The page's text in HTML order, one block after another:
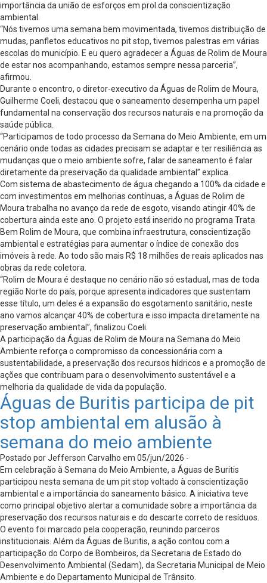
importância da união de esforços em prol da conscientização
ambiental.
“Nós tivemos uma semana bem movimentada, tivemos distribuição de
mudas, panfletos educativos no pit stop, tivemos palestras em várias
escolas do município. E eu quero agradecer a Águas de Rolim de Moura
de estar nos acompanhando, estamos sempre nessa parceria”,
afirmou.
Durante o encontro, o diretor-executivo da Águas de Rolim de Moura,
Guilherme Coeli, destacou que o saneamento desempenha um papel
fundamental na conservação dos recursos naturais e na promoção da
saúde pública.
“Participamos de todo processo da Semana do Meio Ambiente, em um
cenário onde todas as cidades precisam se adaptar e ter resiliência as
mudanças que o meio ambiente sofre, falar de saneamento é falar
diretamente da preservação da qualidade ambiental” explica.
Com sistema de abastecimento de água chegando a 100% da cidade e
com investimentos em melhorias contínuas, a Águas de Rolim de
Moura trabalha no avanço da rede de esgoto, visando atingir 40% de
cobertura ainda este ano. O projeto está inserido no programa Trata
Bem Rolim de Moura, que combina infraestrutura, conscientização
ambiental e estratégias para aumentar o índice de conexão dos
imóveis à rede. Ao todo são mais R$ 18 milhões de reais aplicados nas
obras da rede coletora.
“Rolim de Moura é destaque no cenário não só estadual, mas de toda
região Norte do país, porque apresenta indicadores que sustentam
esse título, um deles é a expansão do esgotamento sanitário, neste
ano vamos alcançar 40% de cobertura e isso impacta diretamente na
preservação ambiental”, finalizou Coeli.
A participação da Águas de Rolim de Moura na Semana do Meio
Ambiente reforça o compromisso da concessionária com a
sustentabilidade, a preservação dos recursos hídricos e a promoção de
ações que contribuam para o desenvolvimento sustentável e a
melhoria da qualidade de vida da população.
Águas de Buritis participa de pit
stop ambiental em alusão à
semana do meio ambiente
Postado por Jefferson Carvalho em 05/jun/2026 -
Em celebração à Semana do Meio Ambiente, a Águas de Buritis
participou nesta semana de um pit stop voltado à conscientização
ambiental e a importância do saneamento básico. A iniciativa teve
como principal objetivo alertar a comunidade sobre a importância da
preservação dos recursos naturais e do descarte correto de resíduos.
O evento foi marcado pela cooperação, reunindo parceiros
institucionais. Além da Águas de Buritis, a ação contou com a
participação do Corpo de Bombeiros, da Secretaria de Estado do
Desenvolvimento Ambiental (Sedam), da Secretaria Municipal de Meio
Ambiente e do Departamento Municipal de Trânsito.